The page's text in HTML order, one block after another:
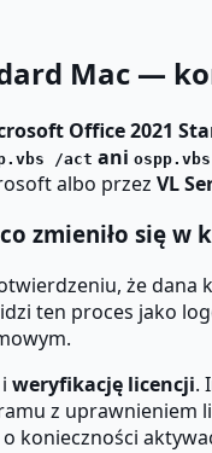
Mac —
Office 2021
/act ani
albo przez VL
zmieniło się w
że dana
ten proces jako
i weryfikację licencji.
z
konieczności